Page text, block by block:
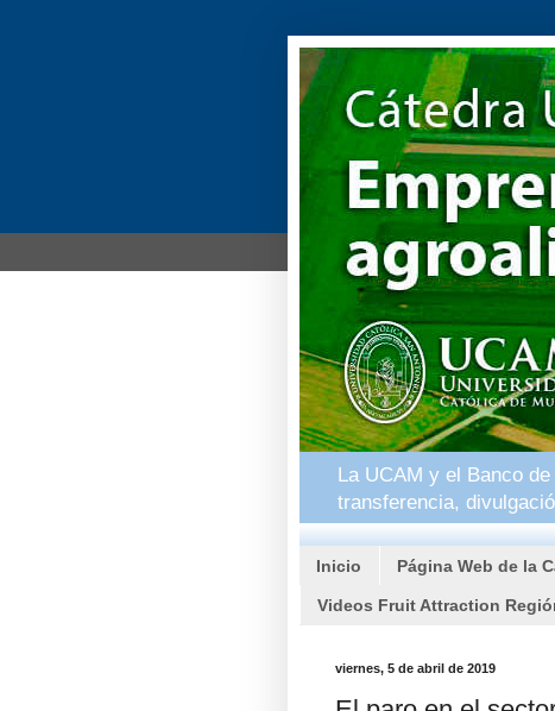
La UCAM y el Banco
transferencia,
Inicio Página Web de la
Videos Fruit Attraction
viernes, 5 de abril de 2019